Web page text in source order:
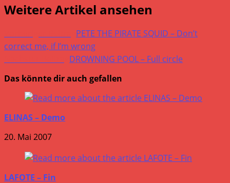
Weitere Artikel ansehen
PETE THE PIRATE SQUID – Don’t
correct me, if I’m wrong
DROWNING POOL – Full circle
Das könnte dir auch gefallen
ELINAS – Demo
20. Mai 2007
LAFOTE – Fin